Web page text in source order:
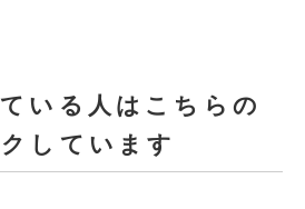
いる人はこちらの
しています